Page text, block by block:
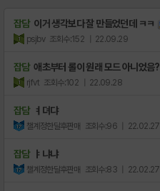
잡담 이거 생각보다 잘 만들었던데 ㅋㅋ
psjbv 조회수:152 | 22.09.29
잡담 애초부터 롤이 원래 모드 아니었음?
rjfvt 조회수:102 | 22.09.28
잡담 ㅕ뎌댜
챌계정한달후판매 조회수:96 | 22.02.27
잡담 ㅑ냐냐
챌계정한달후판매 조회수:83 | 22.02.27